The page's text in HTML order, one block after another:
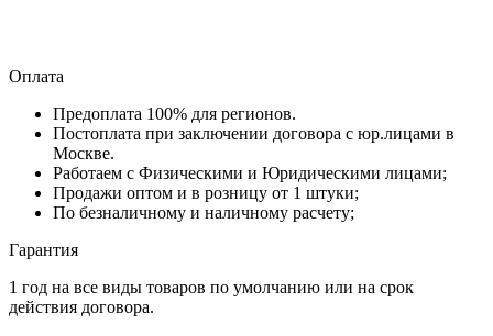
Оплата
Предоплата 100% для регионов.
Постоплата при заключении договора с юр.лицами в
Москве.
Работаем с Физическими и Юридическими лицами;
Продажи оптом и в розницу от 1 штуки;
По безналичному и наличному расчету;
Гарантия
1 год на все виды товаров по умолчанию или на срок
действия договора.